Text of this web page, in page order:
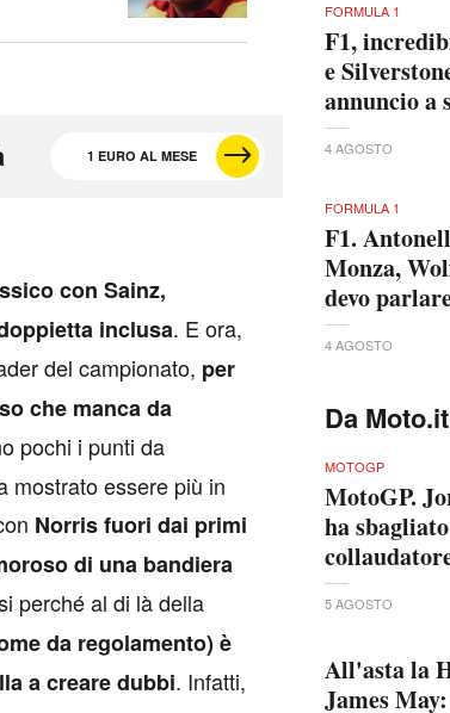
1 EURO AL MESE
con Sainz,
inclusa. E ora,
del campionato, per
che manca da
pochi i punti da
mostrato essere più in
Norris fuori dai primi
di una bandiera
perché al di là della
da regolamento) è
a creare dubbi. Infatti,
FORMULA 1
F1,
e
annuncio a
4 AGOSTO
FORMULA 1
F1.
Monza,
devo
4 AGOSTO
Da Moto.it
MOTOGP
MotoGP.
ha
5 AGOSTO
All'asta la
James